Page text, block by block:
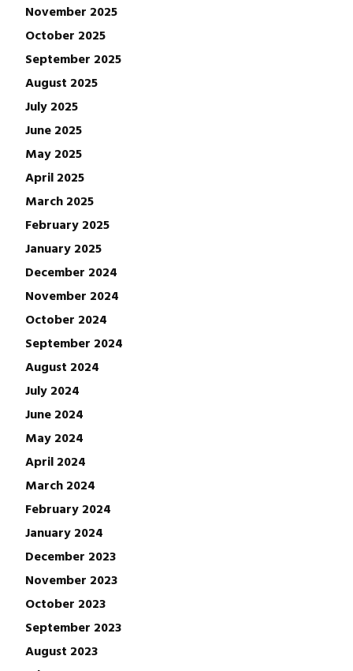
November 2025
October 2025
September 2025
August 2025
July 2025
June 2025
May 2025
April 2025
March 2025
February 2025
January 2025
December 2024
November 2024
October 2024
September 2024
August 2024
July 2024
June 2024
May 2024
April 2024
March 2024
February 2024
January 2024
December 2023
November 2023
October 2023
September 2023
August 2023